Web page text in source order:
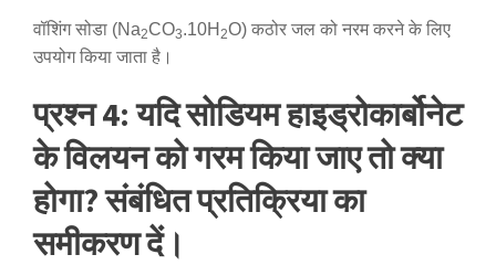
वॉशिंग सोडा (Na2CO3.10H 2O) कठोर जल को नरम करने के लिए
उपयोग किया जाता है।
प्रश्न 4: यदि सोडियम हाइड्रोकार्बोनेट
के विलयन को गरम किया जाए तो क्या
होगा? संबंधित प्रतिक्रिया का
समीकरण दें।